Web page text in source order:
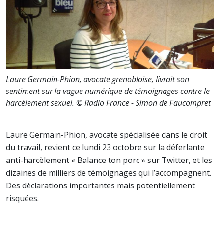
Laure Germain-Phion, avocate grenobloise, livrait son
sentiment sur la vague numérique de témoignages contre le
harcèlement sexuel. © Radio France - Simon de Faucompret
Laure Germain-Phion, avocate spécialisée dans le droit
du travail, revient ce lundi 23 octobre sur la déferlante
anti-harcèlement « Balance ton porc » sur Twitter, et les
dizaines de milliers de témoignages qui l’accompagnent.
Des déclarations importantes mais potentiellement
risquées.